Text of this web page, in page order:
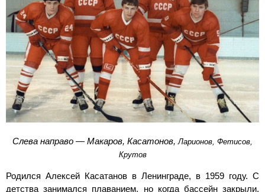
Слева направо — Макаров, Касатонов,Ларионов, Фетисов,
Крутов
Родился Алексей Касатанов в Ленинграде, в 1959 году. С
детства занимался плаванием, но когда бассейн закрыли,